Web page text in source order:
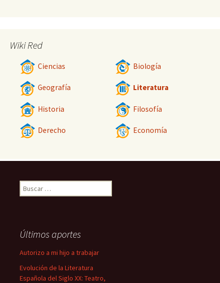
Wiki Red
Ciencias Biología
Geografía Literatura
Historia Filosofía
Derecho Economía
Buscar:
Últimos aportes
Autorizo a mi hijo a trabajar
Evolución de la Literatura
Española del Siglo XX: Teatro,